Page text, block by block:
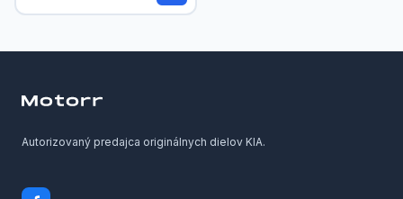
Autorizovaný predajca originálnych dielov KIA.